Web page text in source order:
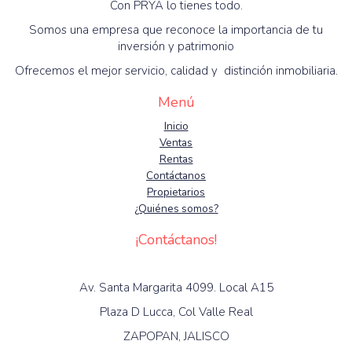
Con PRYA lo tienes todo.
Somos una empresa que reconoce la importancia de tu
inversión y patrimonio
Ofrecemos el mejor servicio, calidad y distinción inmobiliaria.
Menú
Inicio
Ventas
Rentas
Contáctanos
Propietarios
¿Quiénes somos?
¡Contáctanos!
Av. Santa Margarita 4099. Local A15
Plaza D Lucca, Col Valle Real
ZAPOPAN, JALISCO